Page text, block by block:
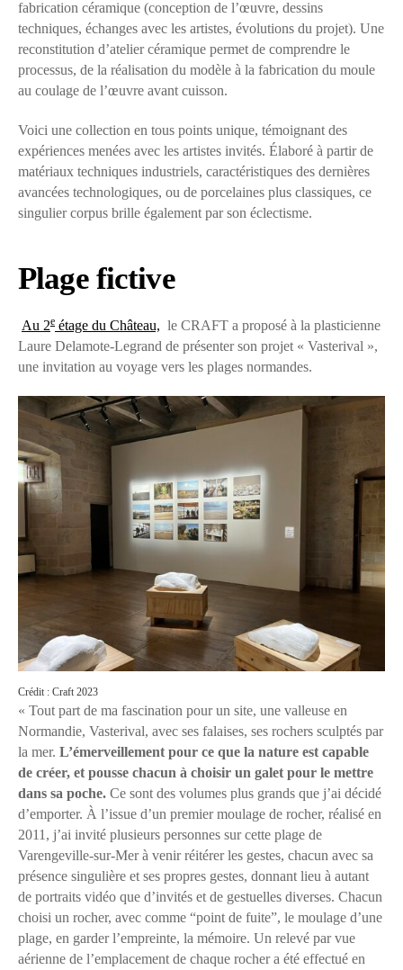
fabrication céramique (conception de l’œuvre, dessins
techniques, échanges avec les artistes, évolutions du projet). Une
reconstitution d’atelier céramique permet de comprendre le
processus, de la réalisation du modèle à la fabrication du moule
au coulage de l’œuvre avant cuisson.
Voici une collection en tous points unique, témoignant des
expériences menées avec les artistes invités. Élaboré à partir de
matériaux techniques industriels, caractéristiques des dernières
avancées technologiques, ou de porcelaines plus classiques, ce
singulier corpus brille également par son éclectisme.
Plage fictive
Au 2e étage du Château, le CRAFT a proposé à la plasticienne
Laure Delamote-Legrand de présenter son projet « Vasterival »,
une invitation au voyage vers les plages normandes.
Crédit : Craft 2023
« Tout part de ma fascination pour un site, une valleuse en
Normandie, Vasterival, avec ses falaises, ses rochers sculptés par
la mer. L’émerveillement pour ce que la nature est capable
de créer, et pousse chacun à choisir un galet pour le mettre
dans sa poche. Ce sont des volumes plus grands que j’ai décidé
d’emporter. À l’issue d’un premier moulage de rocher, réalisé en
2011, j’ai invité plusieurs personnes sur cette plage de
Varengeville-sur-Mer à venir réitérer les gestes, chacun avec sa
présence singulière et ses propres gestes, donnant lieu à autant
de portraits vidéo que d’invités et de gestuelles diverses. Chacun
choisi un rocher, avec comme “point de fuite”, le moulage d’une
plage, en garder l’empreinte, la mémoire. Un relevé par vue
aérienne de l’emplacement de chaque rocher a été effectué en